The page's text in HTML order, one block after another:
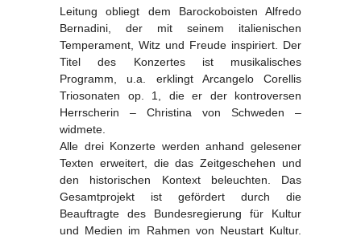
Leitung obliegt dem Barockoboisten Alfredo
Bernadini, der mit seinem italienischen
Temperament, Witz und Freude inspiriert. Der
Titel des Konzertes ist musikalisches
Programm, u.a. erklingt Arcangelo Corellis
Triosonaten op. 1, die er der kontroversen
Herrscherin – Christina von Schweden –
widmete.
Alle drei Konzerte werden anhand gelesener
Texten erweitert, die das Zeitgeschehen und
den historischen Kontext beleuchten. Das
Gesamtprojekt ist gefördert durch die
Beauftragte des Bundesregierung für Kultur
und Medien im Rahmen von Neustart Kultur.